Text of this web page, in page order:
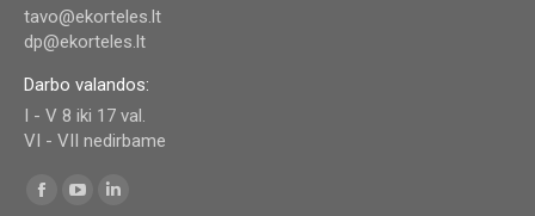
tavo@ekorteles.lt
dp@ekorteles.lt
Darbo valandos:
I - V 8 iki 17 val.
VI - VII nedirbame
Find us on:
Facebook